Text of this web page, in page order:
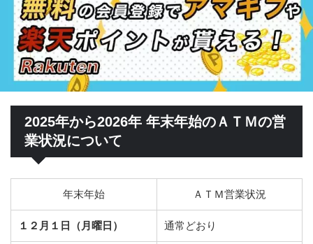
2025年から2026年 年末年始のＡＴＭの営
業状況について
年末年始 ＡＴＭ営業状況
１２月１日（月曜日） 通常どおり